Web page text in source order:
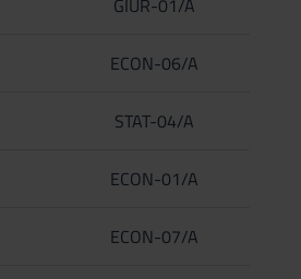
GIUR-01/A
ECON-06/A
STAT-04/A
ECON-01/A
ECON-07/A